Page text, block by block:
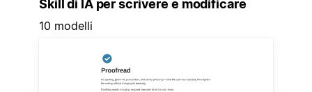
Skill di IA per scrivere e modificare
10 modelli